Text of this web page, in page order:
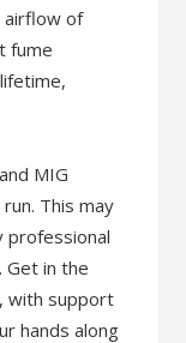
airflow of
fume
MIG
This may
professional
in the
with support
hands along